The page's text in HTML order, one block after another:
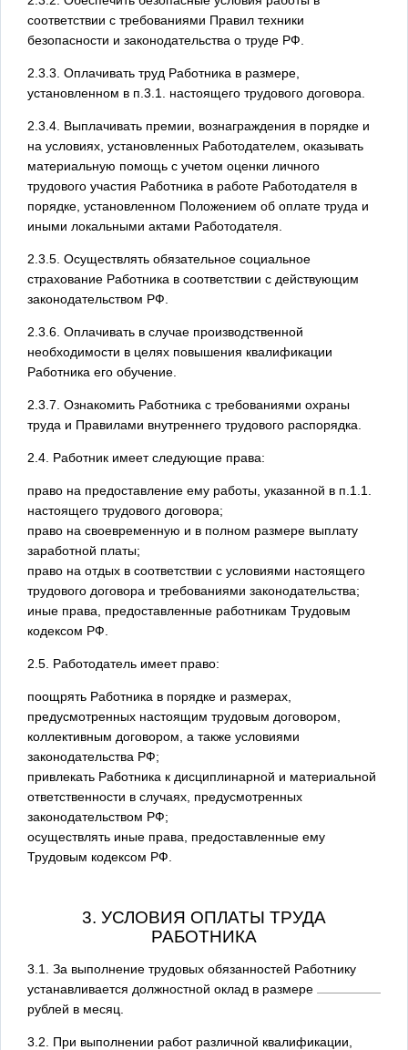
соответствии с требованиями Правил техники
безопасности и законодательства о труде РФ.
2.3.3. Оплачивать труд Работника в размере,
установленном в п.3.1. настоящего трудового договора.
2.3.4. Выплачивать премии, вознаграждения в порядке и
на условиях, установленных Работодателем, оказывать
материальную помощь с учетом оценки личного
трудового участия Работника в работе Работодателя в
порядке, установленном Положением об оплате труда и
иными локальными актами Работодателя.
2.3.5. Осуществлять обязательное социальное
страхование Работника в соответствии с действующим
законодательством РФ.
2.3.6. Оплачивать в случае производственной
необходимости в целях повышения квалификации
Работника его обучение.
2.3.7. Ознакомить Работника с требованиями охраны
труда и Правилами внутреннего трудового распорядка.
2.4. Работник имеет следующие права:
право на предоставление ему работы, указанной в п.1.1.
настоящего трудового договора;
право на своевременную и в полном размере выплату
заработной платы;
право на отдых в соответствии с условиями настоящего
трудового договора и требованиями законодательства;
иные права, предоставленные работникам Трудовым
кодексом РФ.
2.5. Работодатель имеет право:
поощрять Работника в порядке и размерах,
предусмотренных настоящим трудовым договором,
коллективным договором, а также условиями
законодательства РФ;
привлекать Работника к дисциплинарной и материальной
ответственности в случаях, предусмотренных
законодательством РФ;
осуществлять иные права, предоставленные ему
Трудовым кодексом РФ.
3. УСЛОВИЯ ОПЛАТЫ ТРУДА
РАБОТНИКА
3.1. За выполнение трудовых обязанностей Работнику
устанавливается должностной оклад в размере
рублей в месяц.
3.2. При выполнении работ различной квалификации,